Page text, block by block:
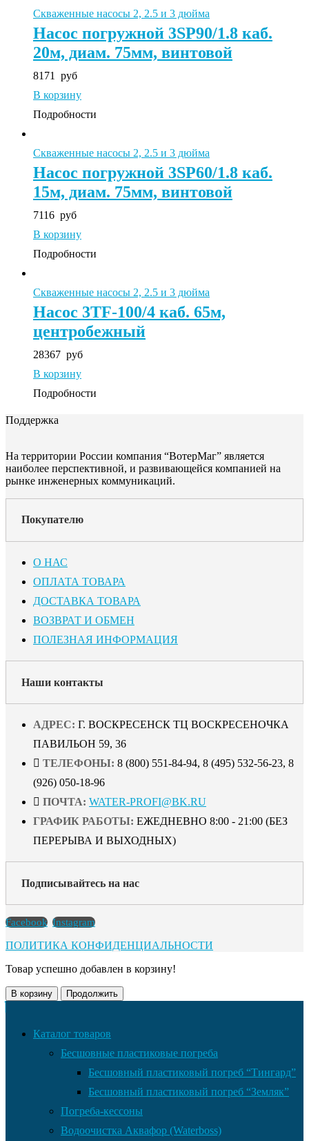
Скваженные насосы 2, 2.5 и 3 дюйма
Насос погружной 3SP90/1.8 каб.
20м, диам. 75мм, винтовой
8171
руб
В корзину
Подробности
Скваженные насосы 2, 2.5 и 3 дюйма
Насос погружной 3SP60/1.8 каб.
15м, диам. 75мм, винтовой
7116 руб
В корзину
Подробности
Скваженные насосы 2, 2.5 и 3 дюйма
Насос 3TF-100/4 каб. 65м,
центробежный
28367 руб
В корзину
Подробности
Поддержка
На территории России компания “ВотерМаг” является
наиболее перспективной, и развивающейся компанией на
рынке инженерных коммуникаций.
Покупателю
О НАС
ОПЛАТА ТОВАРА
ДОСТАВКА ТОВАРА
ВОЗВРАТ И ОБМЕН
ПОЛЕЗНАЯ ИНФОРМАЦИЯ
Наши контакты
АДРЕС: Г. ВОСКРЕСЕНСК ТЦ ВОСКРЕСЕНОЧКА
ПАВИЛЬОН 59, 36
ТЕЛЕФОНЫ: 8 (800) 551-84-94, 8 (495) 532-56-23, 8
(926) 050-18-96
ПОЧТА: WATER-PROFI@BK.RU
ГРАФИК РАБОТЫ: ЕЖЕДНЕВНО 8:00 - 21:00 (БЕЗ
ПЕРЕРЫВА И ВЫХОДНЫХ)
Подписывайтесь на нас
Facebook Instagram
ПОЛИТИКА КОНФИДЕНЦИАЛЬНОСТИ
Товар успешно добавлен в корзину!
В корзину Продолжить
Каталог товаров
Бесшовные пластиковые погреба
Бесшовный пластиковый погреб “Тингард”
Бесшовный пластиковый погреб “Земляк”
Погреба-кессоны
Водоочистка Аквафор (Waterboss)